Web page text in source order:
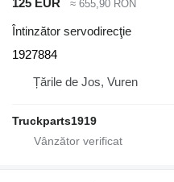
125 EUR ≈ 655,90 RON
Întinzător servodirecţie
1927884
Țările de Jos, Vuren
Truckparts1919